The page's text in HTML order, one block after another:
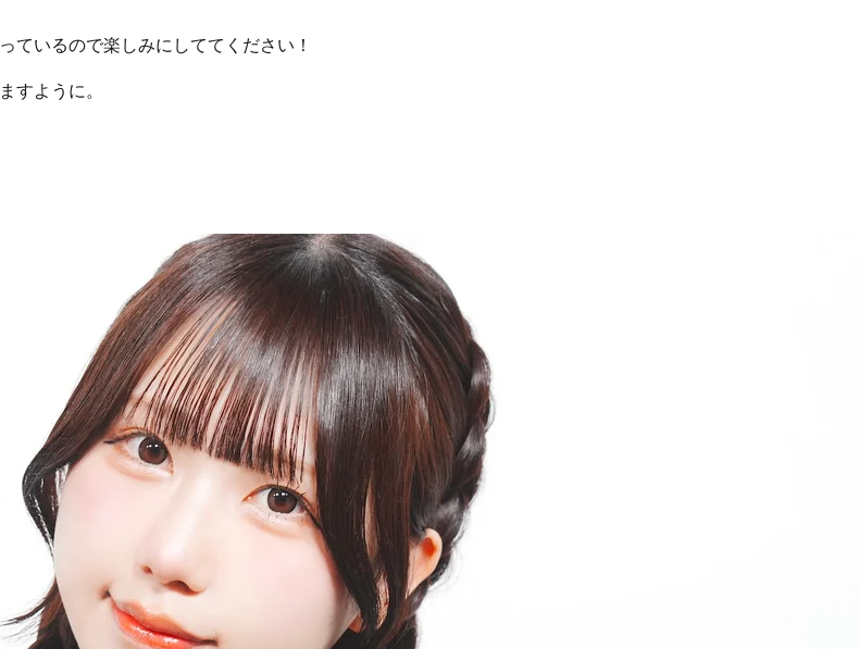
ているので楽しみにしててください！
すように。